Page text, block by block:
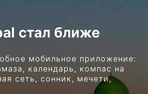
стал ближе
мобильное приложение:
календарь, компас на
сеть, сонник, мечети,